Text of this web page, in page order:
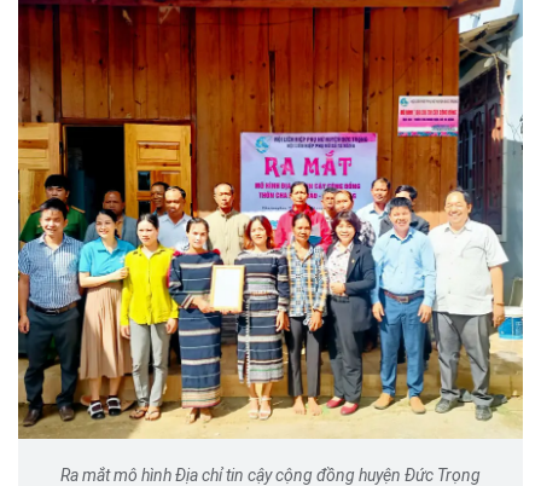
Ra mắt mô hình Địa chỉ tin cậy cộng đồng huyện Đức Trọng